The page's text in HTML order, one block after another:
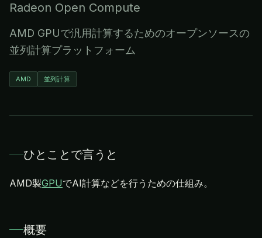
Radeon Open Compute
AMD GPUで汎用計算するためのオープンソースの
並列計算プラットフォーム
AMD 並列計算
ひとことで言うと
AMD製GPUでAI計算などを行うための仕組み。
概要